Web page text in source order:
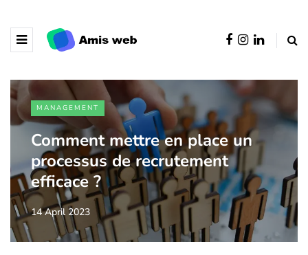
MANAGEMENT
Comment mettre en place un
processus de recrutement
efficace ?
14 April 2023